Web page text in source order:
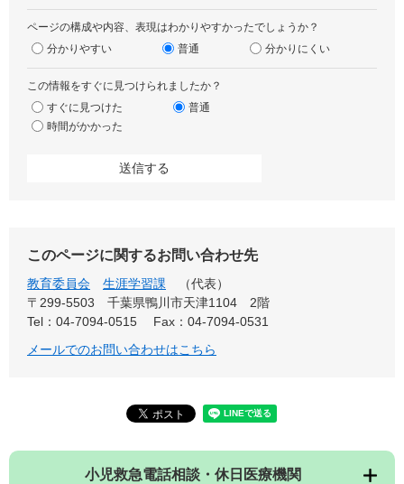
ページの構成や内容、表現はわかりやすかったでしょうか？
分かりやすい
普通 分かりにくい
この情報をすぐに見つけられましたか？
すぐに見つけた
普通
時間がかかった
このページに関するお問い合わせ先
教育委員会 生涯学習課
（代表）
〒299-5503
千葉県鴨川市天津1104 2階
Tel：04-7094-0515
Fax：04-7094-0531
メールでのお問い合わせはこちら
小児救急電話相談・休日医療機関